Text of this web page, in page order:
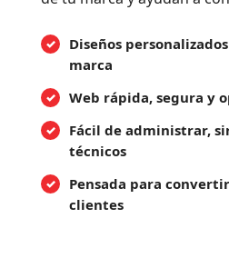
Diseños
marca
Web rápida, segura y
Fácil de administrar,
técnicos
Pensada para
clientes